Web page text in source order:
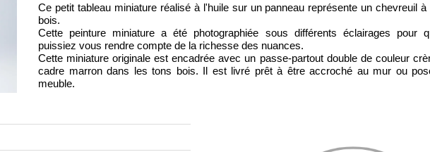
Ce petit tableau miniature réalisé à l'huile sur un panneau représente un chevreuil à
bois.
Cette peinture miniature a été photographiée sous différents éclairages pour
puissiez vous rendre compte de la richesse des nuances.
Cette miniature originale est encadrée avec un passe-partout double de couleur
cadre marron dans les tons bois. Il est livré prêt à être accroché au mur ou
meuble.